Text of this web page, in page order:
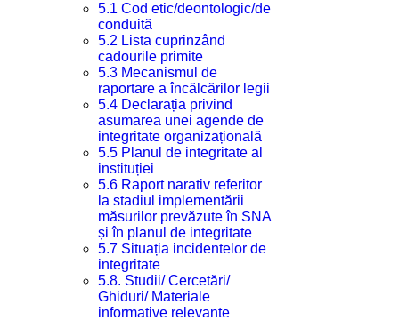
5.1 Cod etic/deontologic/de
conduită
5.2 Lista cuprinzând
cadourile primite
5.3 Mecanismul de
raportare a încălcărilor legii
5.4 Declarația privind
asumarea unei agende de
integritate organizațională
5.5 Planul de integritate al
instituției
5.6 Raport narativ referitor
la stadiul implementării
măsurilor prevăzute în SNA
și în planul de integritate
5.7 Situația incidentelor de
integritate
5.8. Studii/ Cercetări/
Ghiduri/ Materiale
informative relevante